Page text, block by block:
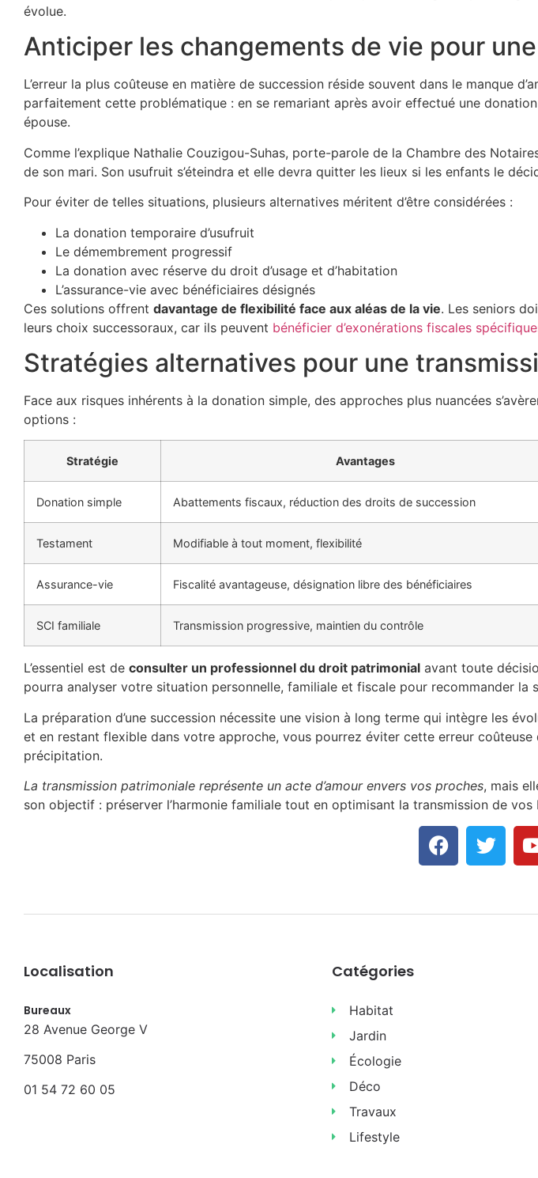
évolue.
Anticiper les changements de vie pour
L’erreur la plus coûteuse en matière de succession réside souvent dans le manque
parfaitement cette problématique : en se remariant après avoir effectué une
épouse.
Comme l’explique Nathalie Couzigou-Suhas, porte-parole de la Chambre des
de son mari. Son usufruit s’éteindra et elle devra quitter les lieux si les enfants le
Pour éviter de telles situations, plusieurs alternatives méritent d’être considérées :
La donation temporaire d’usufruit
Le démembrement progressif
La donation avec réserve du droit d’usage et d’habitation
L’assurance-vie avec bénéficiaires désignés
Ces solutions offrent davantage de flexibilité face aux aléas de la vie. Les seniors
leurs choix successoraux, car ils peuvent bénéficier d’exonérations fiscales
Stratégies alternatives pour une
Face aux risques inhérents à la donation simple, des approches plus nuancées
options :
Stratégie Avantages
Donation simple Abattements fiscaux, réduction des droits de succession
Testament Modifiable à tout moment, flexibilité
Assurance-vie Fiscalité avantageuse, désignation libre des bénéficiaires
SCI familiale Transmission progressive, maintien du contrôle
L’essentiel est de consulter un professionnel du droit patrimonial avant toute
pourra analyser votre situation personnelle, familiale et fiscale pour recommander la
La préparation d’une succession nécessite une vision à long terme qui intègre les
et en restant flexible dans votre approche, vous pourrez éviter cette erreur
précipitation.
La transmission patrimoniale représente un acte d’amour envers vos proches, mais
son objectif : préserver l’harmonie familiale tout en optimisant la transmission de vos
Localisation
Bureaux
28 Avenue George V
75008 Paris
01 54 72 60 05
Catégories
Habitat
Jardin
Écologie
Déco
Travaux
Lifestyle